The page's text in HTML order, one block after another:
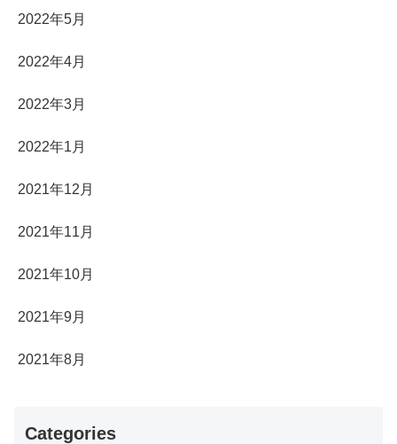
2022年5月
2022年4月
2022年3月
2022年1月
2021年12月
2021年11月
2021年10月
2021年9月
2021年8月
Categories